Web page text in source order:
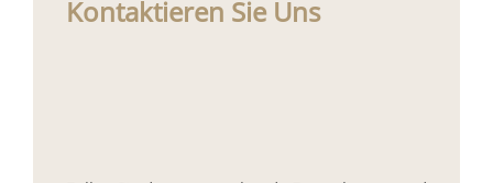
Kontaktieren Sie Uns